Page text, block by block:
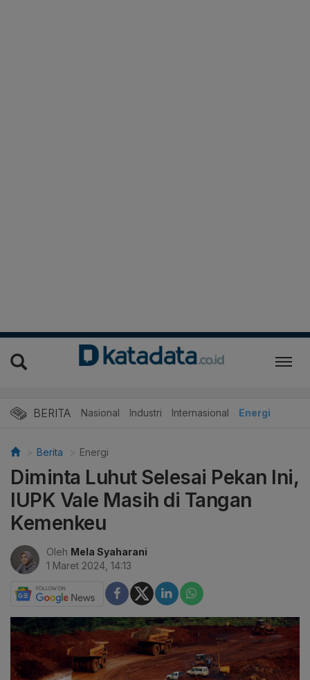
BERITA Nasional Industri Internasional Energi
Berita Energi
Diminta Luhut Selesai Pekan Ini,
IUPK Vale Masih di Tangan
Kemenkeu
Oleh Mela Syaharani
1 Maret 2024, 14:13